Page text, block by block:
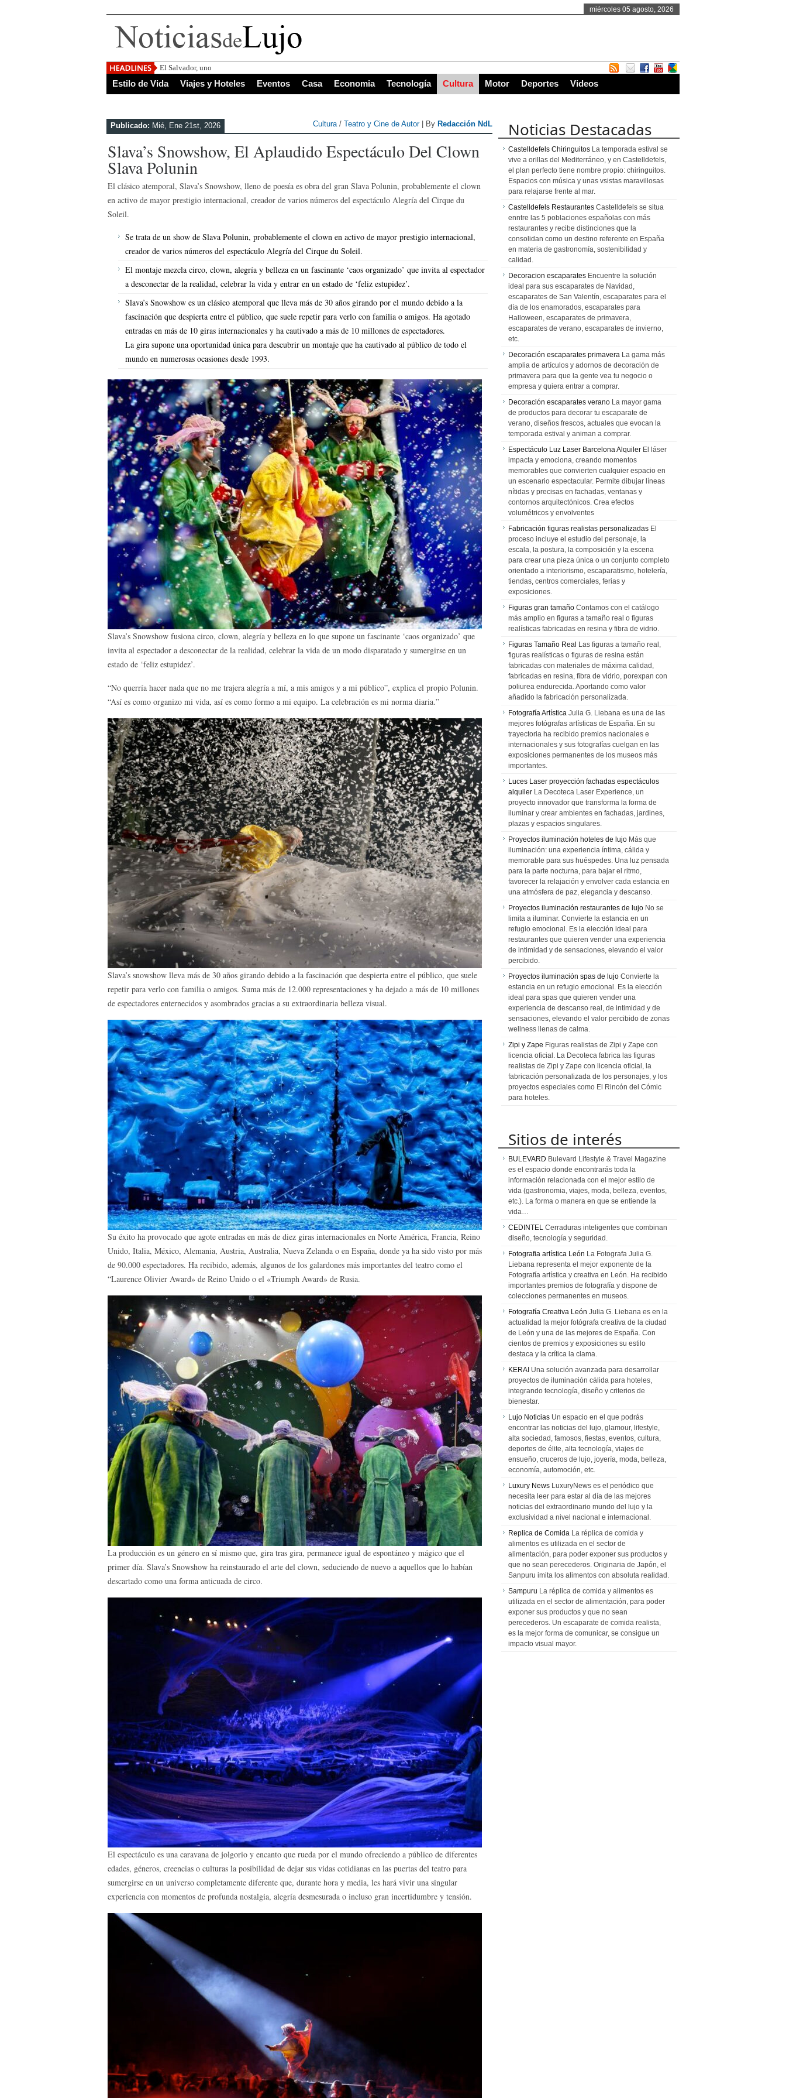
miércoles 05 agosto, 2026
El Salvador, uno de los destinos con mayor proyección de Centroamérica
Estilo de Vida Viajes y Hoteles Eventos Casa Economia Tecnología Cultura Motor Deportes Videos
Publicado: Mié, Ene 21st, 2026 Cultura/ Teatro y Cine de Autor| By Redacción NdL
Slava’s Snowshow, El Aplaudido Espectáculo Del Clown
Slava Polunin
El clásico atemporal, Slava’s Snowshow, lleno de poesía es obra del gran Slava Polunin, probablemente el clown
en activo de mayor prestigio internacional, creador de varios números del espectáculo Alegría del Cirque du
Soleil.
Se trata de un show de Slava Polunin, probablemente el clown en activo de mayor prestigio internacional,
creador de varios números del espectáculo Alegría del Cirque du Soleil.
El montaje mezcla circo, clown, alegría y belleza en un fascinante ‘caos organizado’ que invita al espectador
a desconectar de la realidad, celebrar la vida y entrar en un estado de ‘feliz estupidez’.
Slava’s Snowshow es un clásico atemporal que lleva más de 30 años girando por el mundo debido a la
fascinación que despierta entre el público, que suele repetir para verlo con familia o amigos. Ha agotado
entradas en más de 10 giras internacionales y ha cautivado a más de 10 millones de espectadores.
La gira supone una oportunidad única para descubrir un montaje que ha cautivado al público de todo el
mundo en numerosas ocasiones desde 1993.
Slava’s Snowshow fusiona circo, clown, alegría y belleza en lo que supone un fascinante ‘caos organizado’ que
invita al espectador a desconectar de la realidad, celebrar la vida de un modo disparatado y sumergirse en un
estado de ‘feliz estupidez’.
“No querría hacer nada que no me trajera alegría a mí, a mis amigos y a mi público”, explica el propio Polunin.
“Así es como organizo mi vida, así es como formo a mi equipo. La celebración es mi norma diaria.”
Slava’s snowshow lleva más de 30 años girando debido a la fascinación que despierta entre el público, que suele
repetir para verlo con familia o amigos. Suma más de 12.000 representaciones y ha dejado a más de 10 millones
de espectadores enternecidos y asombrados gracias a su extraordinaria belleza visual.
Su éxito ha provocado que agote entradas en más de diez giras internacionales en Norte América, Francia, Reino
Unido, Italia, México, Alemania, Austria, Australia, Nueva Zelanda o en España, donde ya ha sido visto por más
de 90.000 espectadores. Ha recibido, además, algunos de los galardones más importantes del teatro como el
“Laurence Olivier Award» de Reino Unido o el «Triumph Award» de Rusia.
La producción es un género en sí mismo que, gira tras gira, permanece igual de espontáneo y mágico que el
primer día. Slava’s Snowshow ha reinstaurado el arte del clown, seduciendo de nuevo a aquellos que lo habían
descartado como una forma anticuada de circo.
El espectáculo es una caravana de jolgorio y encanto que rueda por el mundo ofreciendo a público de diferentes
edades, géneros, creencias o culturas la posibilidad de dejar sus vidas cotidianas en las puertas del teatro para
sumergirse en un universo completamente diferente que, durante hora y media, les hará vivir una singular
experiencia con momentos de profunda nostalgia, alegría desmesurada o incluso gran incertidumbre y tensión.
Noticias Destacadas
Castelldefels Chiringuitos La temporada estival se
vive a orillas del Mediterráneo, y en Castelldefels,
el plan perfecto tiene nombre propio: chiringuitos.
Espacios con música y unas vsistas maravillosas
para relajarse frente al mar.
Castelldefels Restaurantes Castelldefels se situa
enntre las 5 poblaciones españolas con más
restaurantes y recibe distinciones que la
consolidan como un destino referente en España
en materia de gastronomía, sostenibilidad y
calidad.
Decoracion escaparates Encuentre la solución
ideal para sus escaparates de Navidad,
escaparates de San Valentín, escaparates para el
día de los enamorados, escaparates para
Halloween, escaparates de primavera,
escaparates de verano, escaparates de invierno,
etc.
Decoración escaparates primavera La gama más
amplia de artículos y adornos de decoración de
primavera para que la gente vea tu negocio o
empresa y quiera entrar a comprar.
Decoración escaparates verano La mayor gama
de productos para decorar tu escaparate de
verano, diseños frescos, actuales que evocan la
temporada estival y animan a comprar.
Espectáculo Luz Laser Barcelona Alquiler El láser
impacta y emociona, creando momentos
memorables que convierten cualquier espacio en
un escenario espectacular. Permite dibujar líneas
nítidas y precisas en fachadas, ventanas y
contornos arquitectónicos. Crea efectos
volumétricos y envolventes
Fabricación figuras realistas personalizadas El
proceso incluye el estudio del personaje, la
escala, la postura, la composición y la escena
para crear una pieza única o un conjunto completo
orientado a interiorismo, escaparatismo, hotelería,
tiendas, centros comerciales, ferias y
exposiciones.
Figuras gran tamaño Contamos con el catálogo
más amplio en figuras a tamaño real o figuras
realísticas fabricadas en resina y fibra de vidrio.
Figuras Tamaño Real Las figuras a tamaño real,
figuras realísticas o figuras de resina están
fabricadas con materiales de máxima calidad,
fabricadas en resina, fibra de vidrio, porexpan con
poliurea endurecida. Aportando como valor
añadido la fabricación personalizada.
Fotografía Artística Julia G. Liebana es una de las
mejores fotógrafas artísticas de España. En su
trayectoria ha recibido premios nacionales e
internacionales y sus fotografías cuelgan en las
exposiciones permanentes de los museos más
importantes.
Luces Laser proyección fachadas espectáculos
alquiler La Decoteca Laser Experience, un
proyecto innovador que transforma la forma de
iluminar y crear ambientes en fachadas, jardines,
plazas y espacios singulares.
Proyectos iluminación hoteles de lujo Más que
iluminación: una experiencia íntima, cálida y
memorable para sus huéspedes. Una luz pensada
para la parte nocturna, para bajar el ritmo,
favorecer la relajación y envolver cada estancia en
una atmósfera de paz, elegancia y descanso.
Proyectos iluminación restaurantes de lujo No se
limita a iluminar. Convierte la estancia en un
refugio emocional. Es la elección ideal para
restaurantes que quieren vender una experiencia
de intimidad y de sensaciones, elevando el valor
percibido.
Proyectos iluminación spas de lujo Convierte la
estancia en un refugio emocional. Es la elección
ideal para spas que quieren vender una
experiencia de descanso real, de intimidad y de
sensaciones, elevando el valor percibido de zonas
wellness llenas de calma.
Zipi y Zape Figuras realistas de Zipi y Zape con
licencia oficial. La Decoteca fabrica las figuras
realistas de Zipi y Zape con licencia oficial, la
fabricación personalizada de los personajes, y los
proyectos especiales como El Rincón del Cómic
para hoteles.
Sitios de interés
BULEVARD Bulevard Lifestyle & Travel Magazine
es el espacio donde encontrarás toda la
información relacionada con el mejor estilo de
vida (gastronomia, viajes, moda, belleza, eventos,
etc.). La forma o manera en que se entiende la
vida…
CEDINTEL Cerraduras inteligentes que combinan
diseño, tecnología y seguridad.
Fotografia artística León La Fotografa Julia G.
Liebana representa el mejor exponente de la
Fotografía artística y creativa en León. Ha recibido
importantes premios de fotografía y dispone de
colecciones permanentes en museos.
Fotografía Creativa León Julia G. Liebana es en la
actualidad la mejor fotógrafa creativa de la ciudad
de León y una de las mejores de España. Con
cientos de premios y exposiciones su estilo
destaca y la crítica la clama.
KERAI Una solución avanzada para desarrollar
proyectos de iluminación cálida para hoteles,
integrando tecnología, diseño y criterios de
bienestar.
Lujo Noticias Un espacio en el que podrás
encontrar las noticias del lujo, glamour, lifestyle,
alta sociedad, famosos, fiestas, eventos, cultura,
deportes de élite, alta tecnología, viajes de
ensueño, cruceros de lujo, joyería, moda, belleza,
economía, automoción, etc.
Luxury News LuxuryNews es el periódico que
necesita leer para estar al día de las mejores
noticias del extraordinario mundo del lujo y la
exclusividad a nivel nacional e internacional.
Replica de Comida La réplica de comida y
alimentos es utilizada en el sector de
alimentación, para poder exponer sus productos y
que no sean perecederos. Originaria de Japón, el
Sanpuru imita los alimentos con absoluta realidad.
Sampuru La réplica de comida y alimentos es
utilizada en el sector de alimentación, para poder
exponer sus productos y que no sean
perecederos. Un escaparate de comida realista,
es la mejor forma de comunicar, se consigue un
impacto visual mayor.